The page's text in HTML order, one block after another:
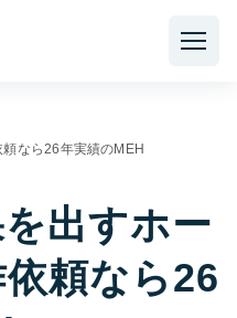
なら26年実績のMEH
出すホー
頼なら26